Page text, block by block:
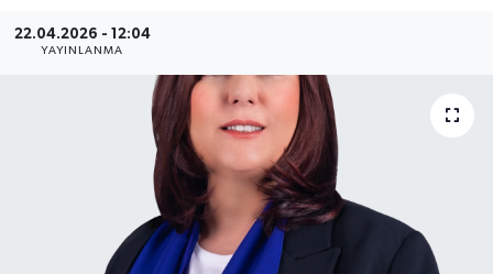
22.04.2026 - 12:04
YAYINLANMA
Spor
Haber Arşivi